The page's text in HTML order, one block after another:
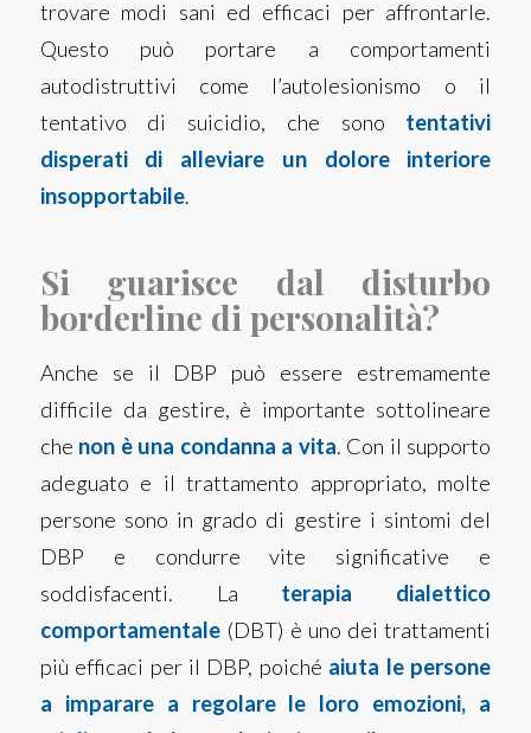
trovare modi sani ed efficaci per affrontarle.
Questo può portare a comportamenti
autodistruttivi come l’autolesionismo o il
tentativo di suicidio, che sono tentativi
disperati di alleviare un dolore interiore
insopportabile.
Si guarisce dal disturbo
borderline di personalità?
Anche se il DBP può essere estremamente
difficile da gestire, è importante sottolineare
che non è una condanna a vita. Con il supporto
adeguato e il trattamento appropriato, molte
persone sono in grado di gestire i sintomi del
DBP e condurre vite significative e
soddisfacenti. La terapia dialettico
comportamentale(DBT) è uno dei trattamenti
più efficaci per il DBP, poiché aiuta le persone
a imparare a regolare le loro emozioni, a